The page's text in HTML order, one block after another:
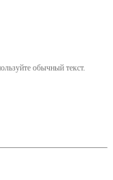
обычный текст.